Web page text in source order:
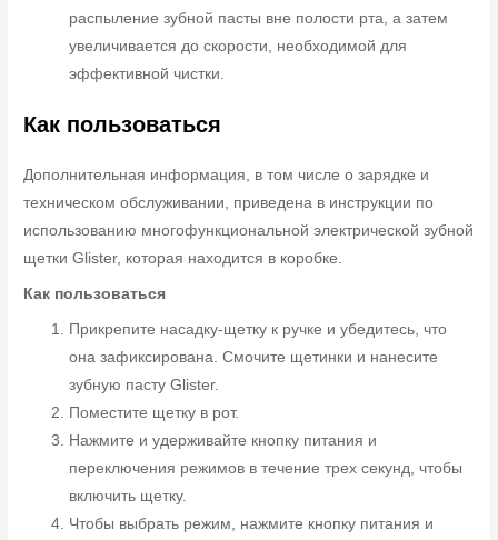
распыление зубной пасты вне полости рта, а затем
увеличивается до скорости, необходимой для
эффективной чистки.
Как пользоваться
Дополнительная информация, в том числе о зарядке и
техническом обслуживании, приведена в инструкции по
использованию многофункциональной электрической зубной
щетки Glister, которая находится в коробке.
Как пользоваться
Прикрепите насадку-щетку к ручке и убедитесь, что
она зафиксирована. Смочите щетинки и нанесите
зубную пасту Glister.
Поместите щетку в рот.
Нажмите и удерживайте кнопку питания и
переключения режимов в течение трех секунд, чтобы
включить щетку.
Чтобы выбрать режим, нажмите кнопку питания и